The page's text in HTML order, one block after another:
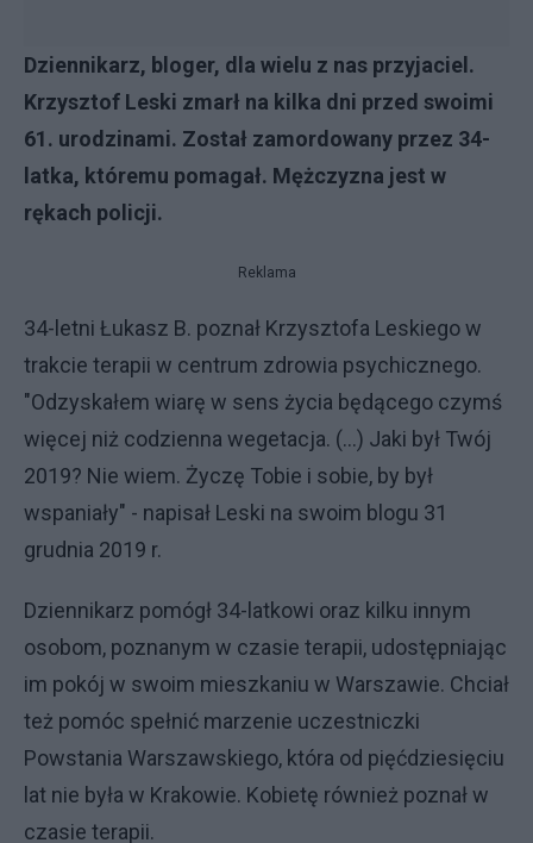
Dziennikarz, bloger, dla wielu z nas przyjaciel.
Krzysztof Leski zmarł na kilka dni przed swoimi
61. urodzinami. Został zamordowany przez 34-
latka, któremu pomagał. Mężczyzna jest w
rękach policji.
Reklama
34-letni Łukasz B. poznał Krzysztofa Leskiego w
trakcie terapii w centrum zdrowia psychicznego.
"Odzyskałem wiarę w sens życia będącego czymś
więcej niż codzienna wegetacja. (...) Jaki był Twój
2019? Nie wiem. Życzę Tobie i sobie, by był
wspaniały" - napisał Leski na swoim blogu 31
grudnia 2019 r.
Dziennikarz pomógł 34-latkowi oraz kilku innym
osobom, poznanym w czasie terapii, udostępniając
im pokój w swoim mieszkaniu w Warszawie. Chciał
też pomóc spełnić marzenie uczestniczki
Powstania Warszawskiego, która od pięćdziesięciu
lat nie była w Krakowie. Kobietę również poznał w
czasie terapii.